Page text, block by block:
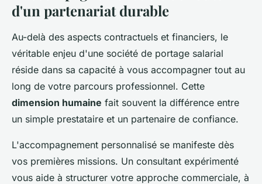
d'un partenariat durable
Au-delà des aspects contractuels et financiers, le
véritable enjeu d'une société de portage salarial
réside dans sa capacité à vous accompagner tout au
long de votre parcours professionnel. Cette
dimension humaine fait souvent la différence entre
un simple prestataire et un partenaire de confiance.
L'accompagnement personnalisé se manifeste dès
vos premières missions. Un consultant expérimenté
vous aide à structurer votre approche commerciale, à